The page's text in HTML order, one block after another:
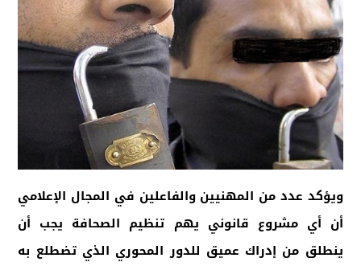
ويؤكد عدد من المهنيين والفاعلين في المجال الإعلامي
أن أي مشروع قانوني يهم تنظيم الصحافة يجب أن
ينطلق من إدراك عميق للدور المحوري الذي تضطلع به